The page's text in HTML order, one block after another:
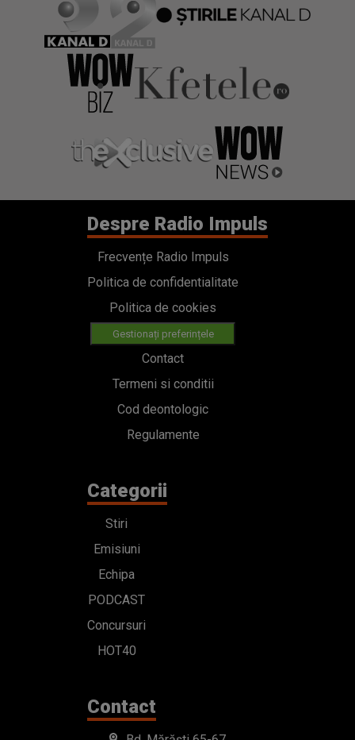
Despre Radio Impuls
Frecvențe Radio Impuls
Politica de confidentialitate
Politica de cookies
Gestionați preferințele
Contact
Termeni si conditii
Cod deontologic
Regulamente
Categorii
Stiri
Emisiuni
Echipa
PODCAST
Concursuri
HOT40
Contact